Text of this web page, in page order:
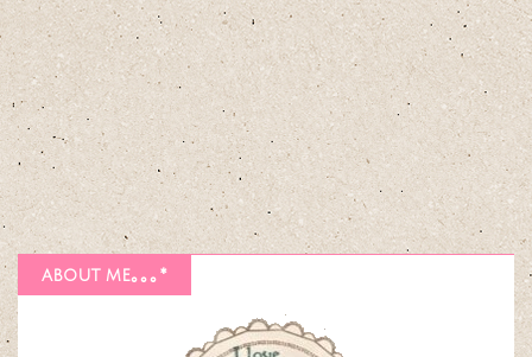
about me｡｡｡*